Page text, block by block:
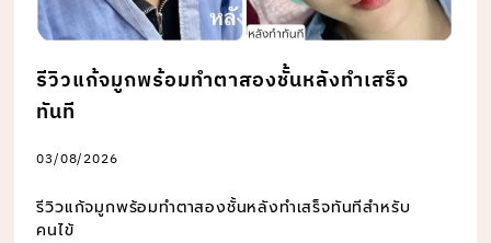
รีวิวแก้จมูกพร้อมทำตาสองชั้นหลังทำเสร็จ
ทันที
03/08/2026
รีวิวแก้จมูกพร้อมทำตาสองชั้นหลังทำเสร็จทันทีสำหรับ
คนไข้